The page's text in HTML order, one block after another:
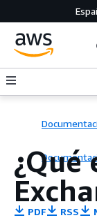
¿Qué
PDF RSS